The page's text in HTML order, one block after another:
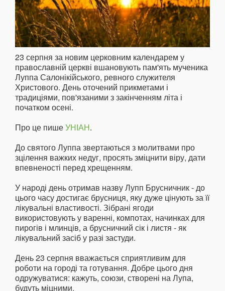
23 серпня за новим церковним календарем у
православній церкві вшановують пам'ять мученика
Луппа Салонікійського, ревного служителя
Христового. День оточений прикметами і
традиціями, пов'язаними з закінченням літа і
початком осені.
Про це пишеУНІАН.
До святого Луппа звертаються з молитвами про
зцілення важких недуг, просять зміцнити віру, дати
впевненості перед хрещенням.
У народі день отримав назву Лупп Брусничник - до
цього часу достигає брусниця, яку дуже цінують за її
лікувальні властивості. Зібрані ягоди
використовують у варенні, компотах, начинках для
пирогів і млинців, а брусничний сік і листя - як
лікувальний засіб у разі застуди.
День 23 серпня вважається сприятливим для
роботи на городі та готування. Добре цього дня
одружуватися: кажуть, союзи, створені на Лупа,
будуть міцними.